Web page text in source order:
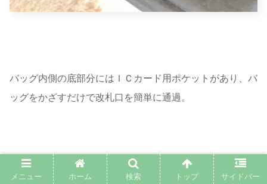
バッグ内側の底部分にはＩＣカード用ポケットがあり、バ
ッグをかざすだけで改札口を簡単に通過。
田舎暮らしの為使用することはなさそうですが、使う人に
メニュー ホーム 検索 トップ サイドバー